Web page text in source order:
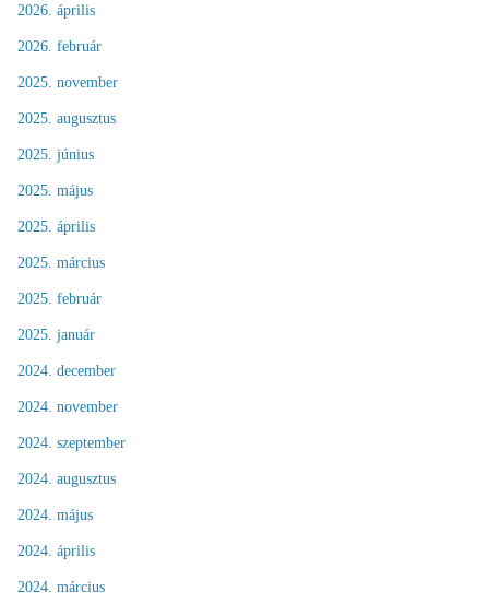
2026. április
2026. február
2025. november
2025. augusztus
2025. június
2025. május
2025. április
2025. március
2025. február
2025. január
2024. december
2024. november
2024. szeptember
2024. augusztus
2024. május
2024. április
2024. március